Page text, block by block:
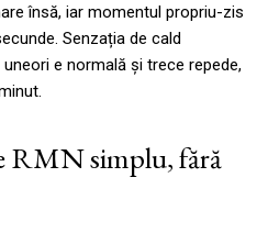
însă, iar momentul propriu-zis
Senzația de cald
e normală și trece repede,
RMN simplu, fără